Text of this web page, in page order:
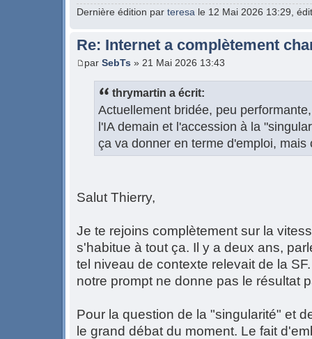
Dernière édition par teresa le 12 Mai 2026 13:29,
Re: Internet a complètement
par SebTs » 21 Mai 2026 13:43
thrymartin a écrit:
Actuellement bridée, peu
l'IA demain et l'accession à la
ça va donner en terme d'emploi, mais
Salut Thierry,
Je te rejoins complètement sur la
s'habitue à tout ça. Il y a deux ans,
tel niveau de contexte relevait de la
notre prompt ne donne pas le résultat
Pour la question de la "singularité" et
le grand débat du moment. Le fait